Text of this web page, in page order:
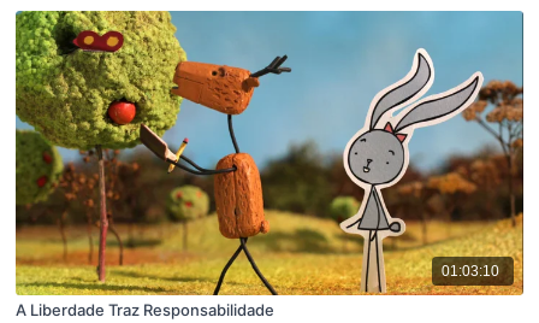
01:03:10
A Liberdade Traz Responsabilidade